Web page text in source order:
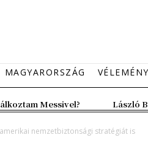
MAGYARORSZÁG VÉLEMÉNY
Messivel? László
nemzetbiztonsági stratégiát is